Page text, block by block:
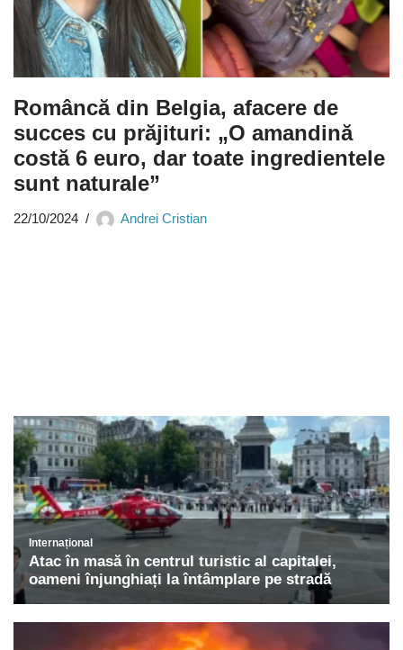
Româncă din Belgia, afacere de
succes cu prăjituri: „O amandină
costă 6 euro, dar toate ingredientele
sunt naturale”
22/10/2024 Andrei Cristian